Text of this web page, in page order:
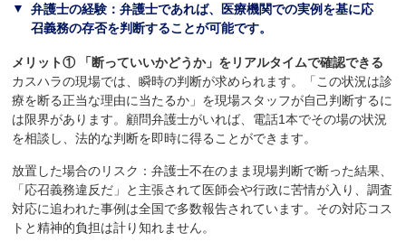
弁護士の経験：弁護士であれば、医療機関での実例を基に応
召義務の存否を判断することが可能です。
メリット① 「断っていいかどうか」をリアルタイムで確認できる
カスハラの現場では、瞬時の判断が求められます。「この状況は診
療を断る正当な理由に当たるか」を現場スタッフが自己判断するに
は限界があります。顧問弁護士がいれば、電話1本でその場の状況
を相談し、法的な判断を即時に得ることができます。
放置した場合のリスク：弁護士不在のまま現場判断で断った結果、
「応召義務違反だ」と主張されて医師会や行政に苦情が入り、調査
対応に追われた事例は全国で多数報告されています。その対応コス
トと精神的負担は計り知れません。